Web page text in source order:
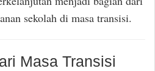
sekolah di masa transisi.
Masa Transisi